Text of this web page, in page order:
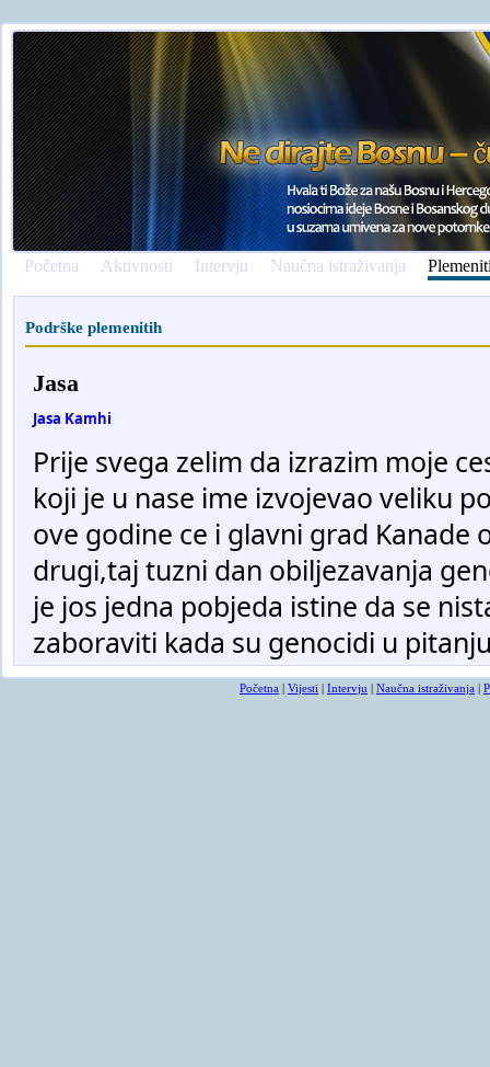
Početna Aktivnosti Intervju Naučna istraživanja
Podrške plemenitih
Jasa
Jasa Kamhi
Prije svega zelim da izrazim moje
koji je u nase ime izvojevao veliku
ove godine ce i glavni grad Kanade
drugi,taj tuzni dan obiljezavanja
je jos jedna pobjeda istine da se
zaboraviti kada su genocidi u
Početna Vijesti Intervju Naučna istraživanja